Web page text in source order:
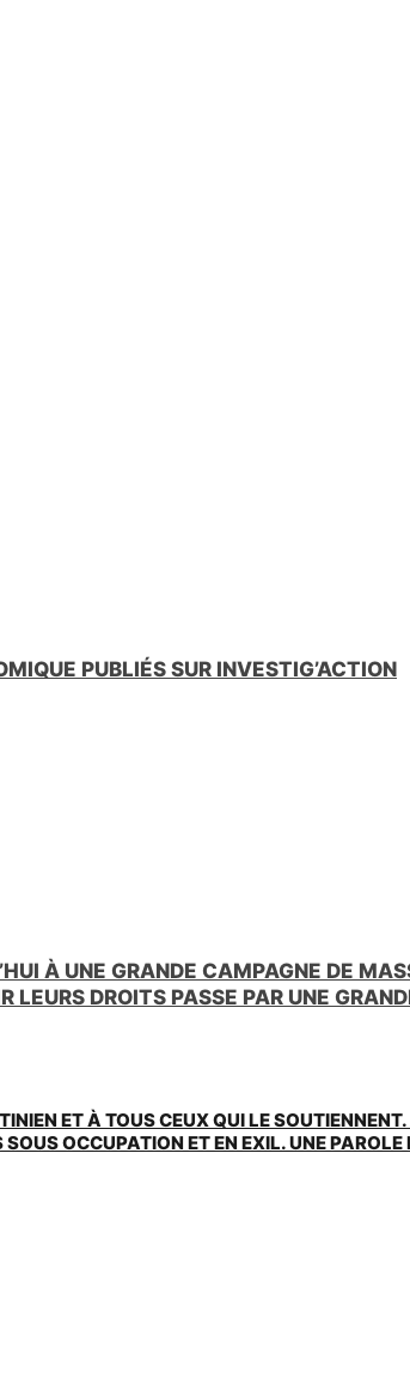
PUBLIÉS SUR INVESTIG’ACTION
À UNE GRANDE CAMPAGNE DE
LEURS DROITS PASSE PAR UNE
ET À TOUS CEUX QUI LE
OCCUPATION ET EN EXIL. UNE PAROLE